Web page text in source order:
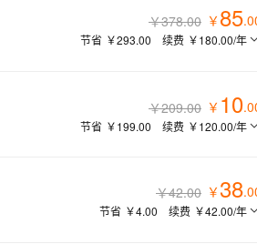
￥378.00 ￥ 85.
节省 ￥293.00 续费 ￥180.00/年
￥209.00 ￥ 10.
节省 ￥199.00 续费 ￥120.00/年
￥42.00 ￥ 38.
节省 ￥4.00 续费 ￥42.00/年